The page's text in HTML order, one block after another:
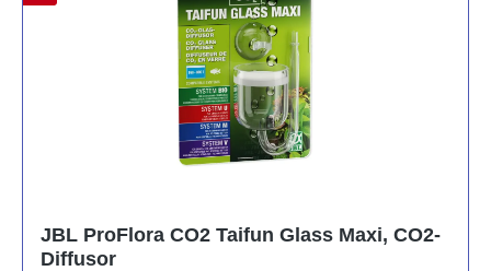
JBL ProFlora CO2 Taifun Glass Maxi, CO2-
Diffusor